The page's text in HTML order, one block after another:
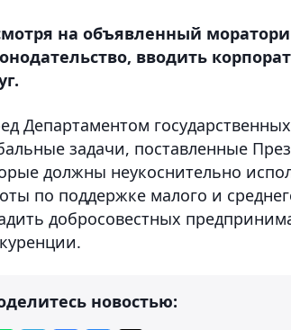
на объявленный
вводить
Департаментом
задачи, поставленные
должны неукоснительно
по поддержке малого и
добросовестных
новостью: